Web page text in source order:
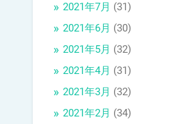
2021年7月 (31)
2021年6月 (30)
2021年5月 (32)
2021年4月 (31)
2021年3月 (32)
2021年2月 (34)